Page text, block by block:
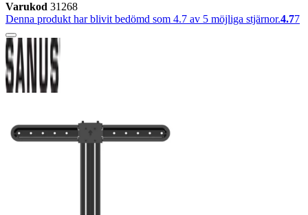
Varukod 31268
Denna produkt har blivit bedömd som 4.7 av 5 möjliga stjärnor.4.77